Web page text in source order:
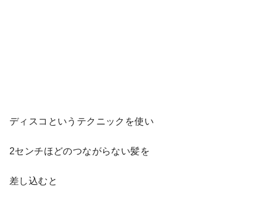
ディスコというテクニックを使い
2センチほどのつながらない髪を
差し込むと